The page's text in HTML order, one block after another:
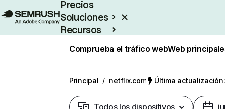
Precios
Soluciones
Recursos
Comprueba el tráfico webWeb
Principal / netflix.com Última
Todos los dispositivos